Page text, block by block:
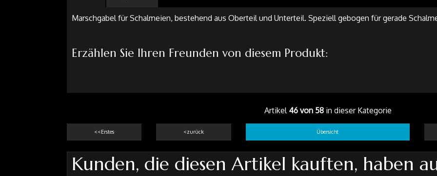
Marschgabel für Schalmeien, bestehend aus Oberteil und Unterteil. Speziell gebogen für gerade
Erzählen Sie Ihren Freunden von diesem Produkt:
Artikel 46 von 58in dieser Kategorie
<<Erstes <zurück Übersicht
Kunden, die diesen Artikel kauften, haben